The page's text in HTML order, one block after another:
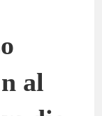
al